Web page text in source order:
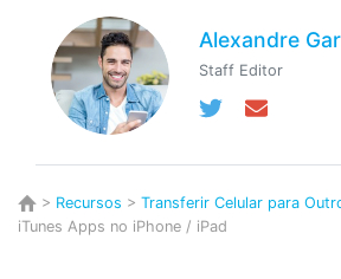
Alexandre
Staff Editor
> Recursos > Transferir Celular para
iTunes Apps no iPhone / iPad